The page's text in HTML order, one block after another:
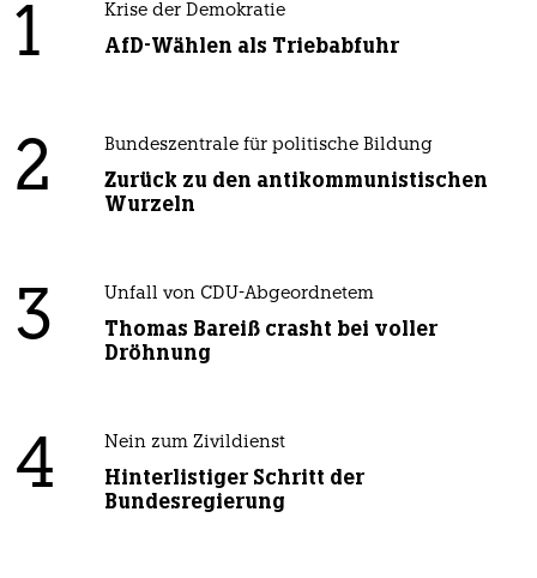
1 Krise der Demokratie
AfD-Wählen als Triebabfuhr
2 Bundeszentrale für politische Bildung
Zurück zu den antikommunistischen
Wurzeln
3 Unfall von CDU-Abgeordnetem
Thomas Bareiß crasht bei voller
Dröhnung
4 Nein zum Zivildienst
Hinterlistiger Schritt der
Bundesregierung